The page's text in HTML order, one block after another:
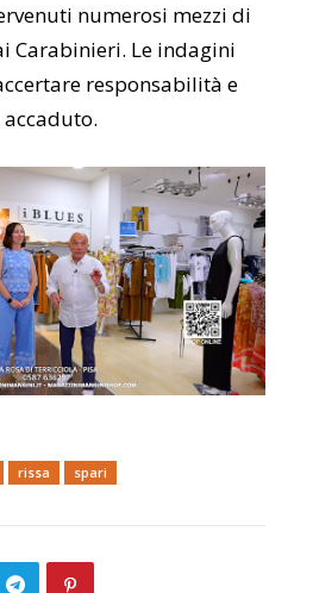
numerosi mezzi di
Carabinieri. Le indagini
responsabilità e
rissa spari